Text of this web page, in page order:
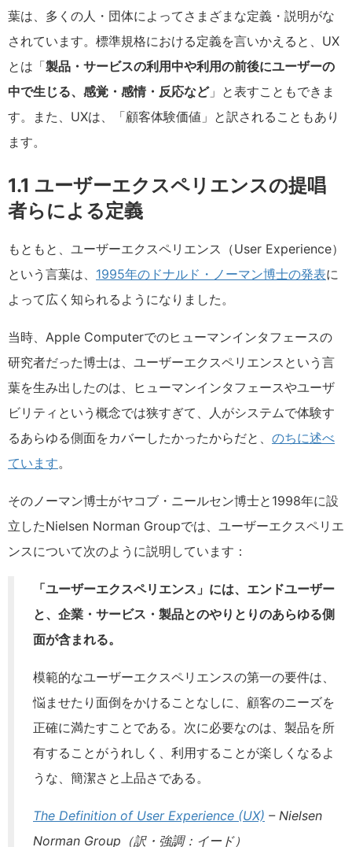
葉は、多くの人・団体によってさまざまな定義・説明がな
されています。標準規格における定義を言いかえると、UX
とは「製品・サービスの利用中や利用の前後にユーザーの
中で生じる、感覚・感情・反応など」と表すこともできま
す。また、UXは、「顧客体験価値」と訳されることもあり
ます。
1.1 ユーザーエクスペリエンスの提唱
者らによる定義
もともと、ユーザーエクスペリエンス（User Experience）
という言葉は、 1995年のドナルド・ノーマン博士の発表に
よって広く知られるようになりました。
当時、Apple Computerでのヒューマンインタフェースの
研究者だった博士は、ユーザーエクスペリエンスという言
葉を生み出したのは、ヒューマンインタフェースやユーザ
ビリティという概念では狭すぎて、人がシステムで体験す
るあらゆる側面をカバーしたかったからだと、 のちに述べ
ています。
そのノーマン博士がヤコブ・ニールセン博士と1998年に設
立したNielsen Norman Groupでは、ユーザーエクスペリエ
ンスについて次のように説明しています：
「ユーザーエクスペリエンス」には、エンドユーザー
と、企業・サービス・製品とのやりとりのあらゆる側
面が含まれる。
模範的なユーザーエクスペリエンスの第一の要件は、
悩ませたり面倒をかけることなしに、顧客のニーズを
正確に満たすことである。次に必要なのは、製品を所
有することがうれしく、利用することが楽しくなるよ
うな、簡潔さと上品さである。
The Definition of User Experience (UX) – Nielsen
Norman Group（訳・強調： イード）